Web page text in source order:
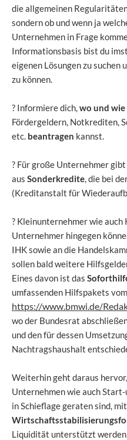
die allgemeinen
sondern ob und wenn ja
Unternehmen in Frage
Informationsbasis bist du
eigenen Lösungen zu suchen
zu können.
? Informiere dich, wo und wie
Fördergeldern, Notkrediten,
etc. beantragen kannst.
? Fürgroße Unternehmergibt
aus Sonderkredite , die bei
(Kreditanstalt für
? Kleinunternehmerwie auch
Unternehmer hingegen
IHK sowie an die
sollen bald weitere
Eines davon ist das
umfassenden Hilfspakets
https://www.bmwi.de/
wo der Bundesrat
und den für dessen
Nachtragshaushalt
Weiterhin geht daraus
Unternehmen wie auch
in Schieflage geraten sind,
Liquidität unterstützt werden